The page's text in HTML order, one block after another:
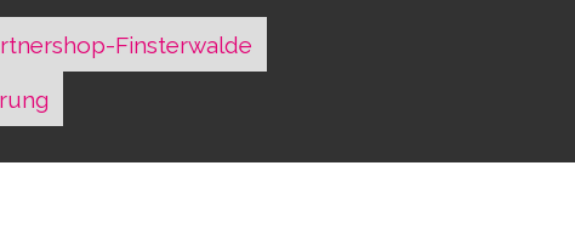
Finsterwalde